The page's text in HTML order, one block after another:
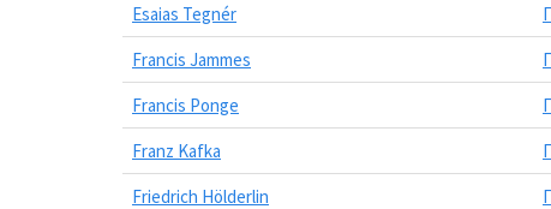
Esaias Tegnér
Francis Jammes
Francis Ponge
Franz Kafka
Friedrich Hölderlin